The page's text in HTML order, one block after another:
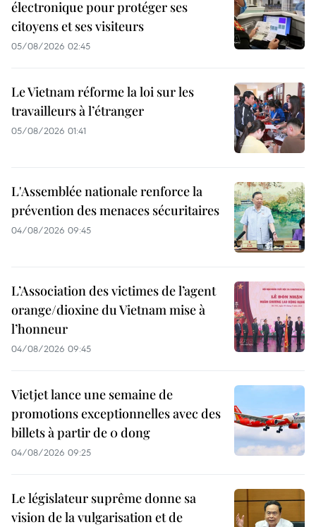
électronique pour protéger ses
citoyens et ses visiteurs
05/08/2026 02:45
Le Vietnam réforme la loi sur les
travailleurs à l’étranger
05/08/2026 01:41
L'Assemblée nationale renforce la
prévention des menaces sécuritaires
04/08/2026 09:45
L’Association des victimes de l’agent
orange/dioxine du Vietnam mise à
l’honneur
04/08/2026 09:45
Vietjet lance une semaine de
promotions exceptionnelles avec des
billets à partir de 0 dong
04/08/2026 09:25
Le législateur suprême donne sa
vision de la vulgarisation et de